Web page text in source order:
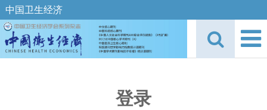
中国卫生经济
登录